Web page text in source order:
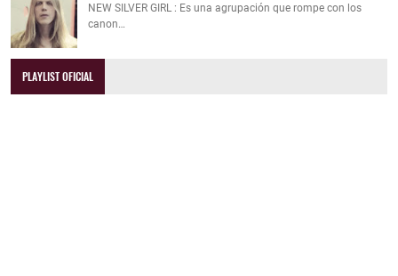
NEW SILVER GIRL : Es una agrupación que rompe con los
canon…
PLAYLIST OFICIAL